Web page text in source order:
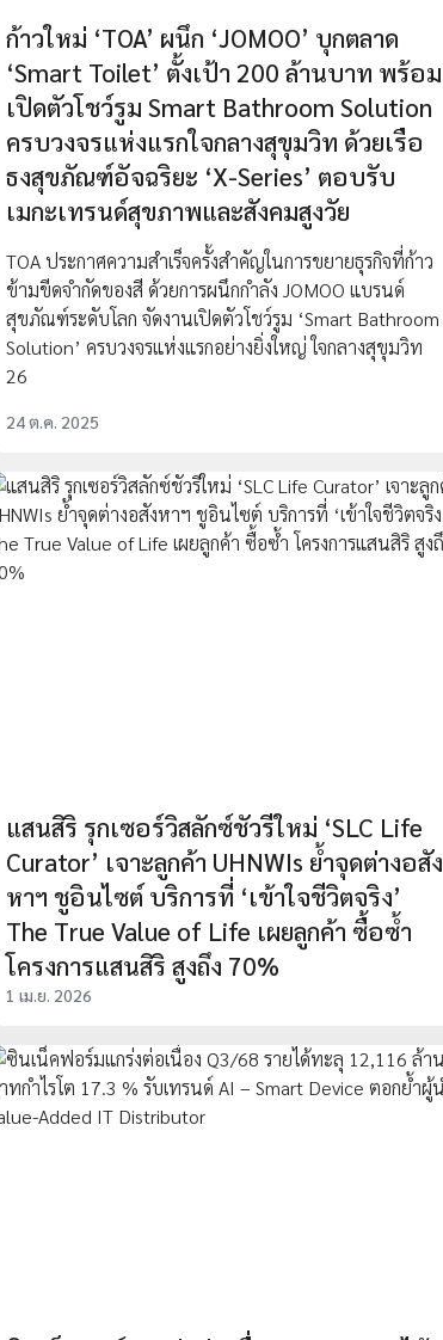
ก้าวใหม่ ‘TOA’ ผนึก ‘JOMOO’ บุกตลาด
‘Smart Toilet’ ตั้งเป้า 200 ล้านบาท พร้อม
เปิดตัวโชว์รูม Smart Bathroom Solution
ครบวงจรแห่งแรกใจกลางสุขุมวิท ด้วยเรือ
ธงสุขภัณฑ์อัจฉริยะ ‘X-Series’ ตอบรับ
เมกะเทรนด์สุขภาพและสังคมสูงวัย
TOA ประกาศความสำเร็จครั้งสำคัญในการขยายธุรกิจที่ก้าว
ข้ามขีดจำกัดของสี ด้วยการผนึกกำลัง JOMOO แบรนด์
สุขภัณฑ์ระดับโลก จัดงานเปิดตัวโชว์รูม ‘Smart Bathroom
Solution’ ครบวงจรแห่งแรกอย่างยิ่งใหญ่ ใจกลางสุขุมวิท
26
24 ต.ค. 2025
แสนสิริ รุกเซอร์วิสลักซ์ชัวรีใหม่ ‘SLC Life
Curator’ เจาะลูกค้า UHNWIs ย้ำจุดต่างอสัง
หาฯ ชูอินไซต์ บริการที่ ‘เข้าใจชีวิตจริง’
The True Value of Life เผยลูกค้า ซื้อซ้ำ
โครงการแสนสิริ สูงถึง 70%
1 เม.ย. 2026